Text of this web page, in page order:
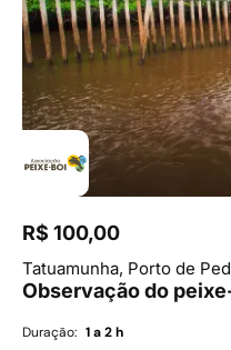
R$ 100,00
Tatuamunha, Porto de
Observação do
Duração: 1 a 2 h